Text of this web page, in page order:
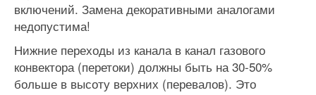
включений. Замена декоративными аналогами
недопустима!
Нижние переходы из канала в канал газового
конвектора (перетоки) должны быть на 30-50%
больше в высоту верхних (перевалов). Это